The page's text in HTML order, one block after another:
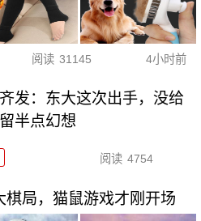
阅读 31145 4小时前
发：东大这次出手，没给
半点幻想
阅读 4754
局，猫鼠游戏才刚开场